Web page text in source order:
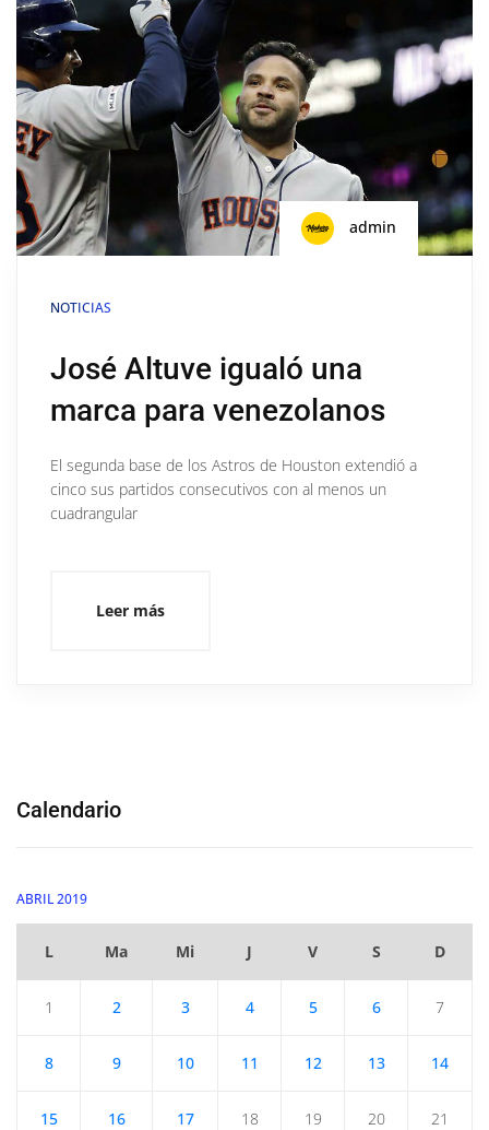
admin
NOTICIAS
José Altuve igualó una
marca para venezolanos
El segunda base de los Astros de Houston extendió a
cinco sus partidos consecutivos con al menos un
cuadrangular
Leer más
Calendario
ABRIL 2019
L Ma Mi J V S D
1 2 3 4 5 6 7
8 9 10 11 12 13 14
15 16 17 18 19 20 21